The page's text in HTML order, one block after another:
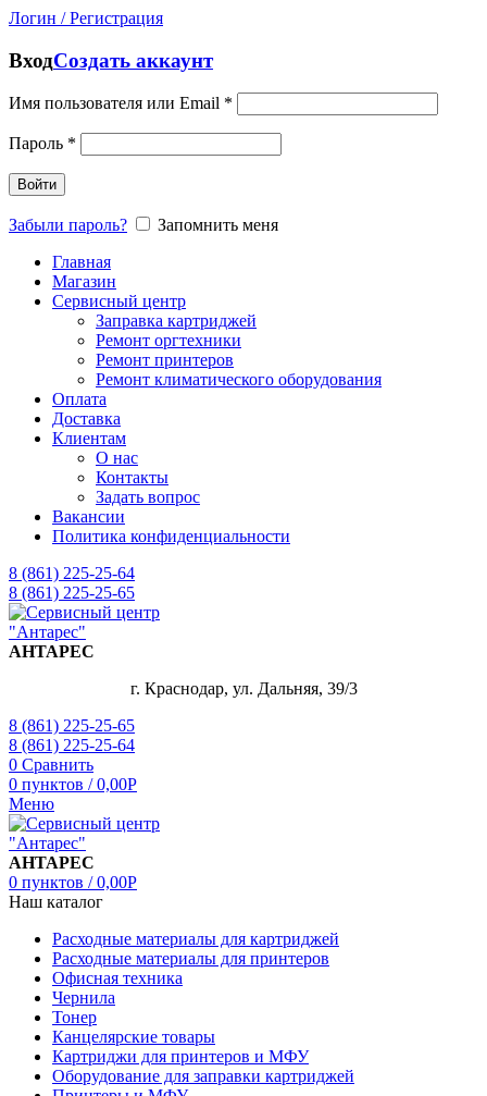
Логин / Регистрация
ВходСоздать аккаунт
Имя пользователя или Email *
Пароль *
Войти
Забыли пароль?
Запомнить меня
Главная
Магазин
Сервисный центр
Заправка картриджей
Ремонт оргтехники
Ремонт принтеров
Ремонт климатического оборудования
Оплата
Доставка
Клиентам
О нас
Контакты
Задать вопрос
Вакансии
Политика конфиденциальности
8 (861) 225-25-64
8 (861) 225-25-65
АНТАРЕС
г. Краснодар, ул. Дальняя, 39/3
8 (861) 225-25-65
8 (861) 225-25-64
0 Сравнить
0 пунктов / 0,00Р
Меню
АНТАРЕС
0 пунктов / 0,00Р
Наш каталог
Расходные материалы для картриджей
Расходные материалы для принтеров
Офисная техника
Чернила
Тонер
Канцелярские товары
Картриджи для принтеров и МФУ
Оборудование для заправки картриджей